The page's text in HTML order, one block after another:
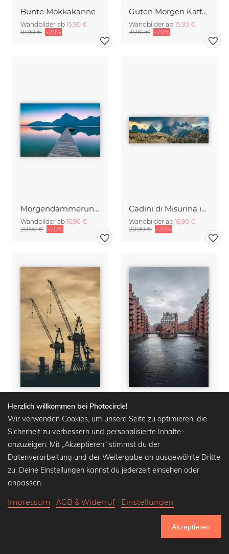
Bunte Mokkakanne
Wandbilder ab 15,90 €
18,90 € -20%
Guten Morgen Kaffee
Wandbilder ab 15,90 €
18,90 € -20%
Morgendämmerung am Traunsee
Wandbilder ab 16,90 €
20,90 € -20%
Cadini di Misurina im Sommer - Panorama
Wandbilder ab 16,90 €
20,90 € -20%
Hafenkräne
Wandbilder ab16,90 €
Wandbilder ab16,90 €
Herzlich willkommen bei Photocircle!
Wir verwenden Cookies, um unsere Seite zu optimieren, die
Sicherheit zu verbessern und personalisierte Inhalte
anzuzeigen. Mit „Akzeptieren“ stimmst du der
Datenverarbeitung und der Weitergabe an ausgewählte Dritte
zu. Deine Einstellungen kannst du jederzeit einsehen oder
anpassen.
Impressum AGB & Widerruf Einstellungen
Akzeptieren